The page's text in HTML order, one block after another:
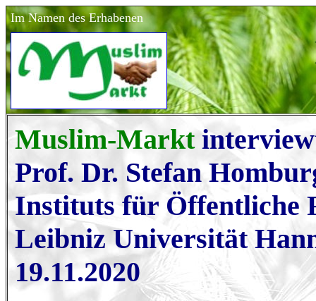
Im Namen des Erhabenen
Muslim-Markt
Prof. Dr. Stefan
Instituts für Öffentliche
Leibniz Universität
19.11.2020